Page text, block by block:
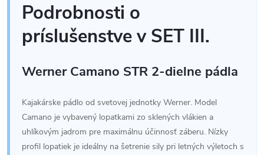
Podrobnosti o
príslušenstve v SET III.
Werner Camano STR 2-dielne pádla
Kajakárske pádlo od svetovej jednotky Werner. Model
Camano je vybavený lopatkami zo sklených vlákien a
uhlíkovým jadrom pre maximálnu účinnosť záberu. Nízky
profil lopatiek je ideálny na šetrenie sily pri letných výletoch s